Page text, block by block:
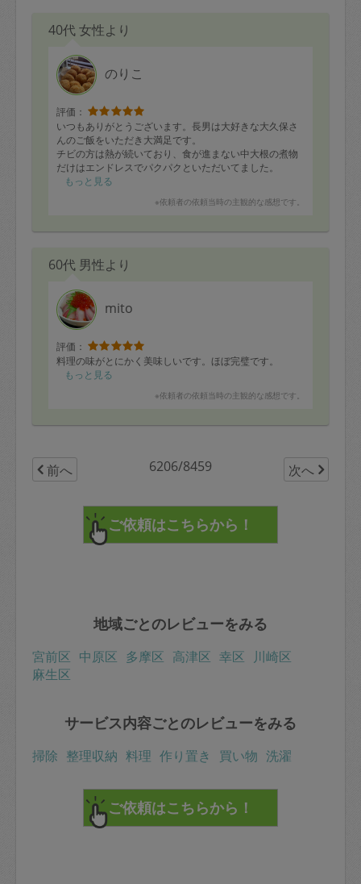
40代 女性より
のりこ
評価：
いつもありがとうございます。長男は大好きな大久保さ
んのご飯をいただき大満足です。
チビの方は熱が続いており、食が進まない中大根の煮物
だけはエンドレスでパクパクといただいてました。
私が体調が戻らない中、大久保さんのご飯に今週は助け
もっと見る
※依頼者の依頼当時の主観的な感想です。
60代 男性より
mito
評価：
料理の味がとにかく美味しいです。ほぼ完璧です。
もっと見る
※依頼者の依頼当時の主観的な感想です。
前へ 6206/8459 次へ
地域ごとのレビューをみる
宮前区 中原区 多摩区 高津区 幸区
川崎区
麻生区
サービス内容ごとのレビューをみる
掃除 整理収納 料理 作り置き 買い物 洗濯